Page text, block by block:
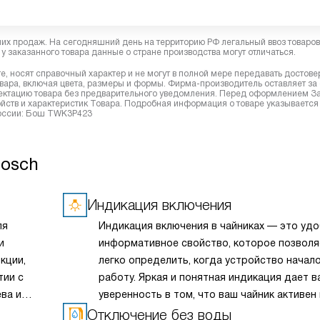
продаж. На сегодняшний день на территорию РФ легальный ввоз
товара данные о стране производства могут отличаться.
справочный характер и не могут в полной мере передавать
включая цвета, размеры и формы. Фирма-производитель оставляет за
товара без предварительного уведомления. Перед оформлением
и характеристик Товара. Подробная информация о товаре указывается
Бош TWK3P423
с
и
Индикация включения
Индикация включения в чайниках — это
информативное свойство, которое
легко определить, когда устройство
работу. Яркая и понятная индикация дает
уверенность в том, что ваш чайник активен
действию. Это практичное решение,
Отключение без воды